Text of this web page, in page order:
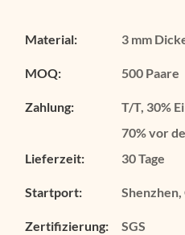
Material: 3 mm
MOQ: 500 Paare
Zahlung:
T/T, 30%
70% vor
Lieferzeit:
30 Tage
Startport: Shenzhen,
Zertifizierung: SGS